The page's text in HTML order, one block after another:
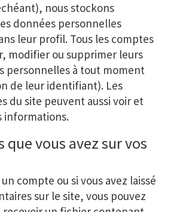
nous stockons
données personnelles
leur profil. Tous les comptes
modifier ou supprimer leurs
personnelles à tout moment
de leur identifiant). Les
du site peuvent aussi voir et
informations.
que vous avez sur vos
compte ou si vous avez laissé
sur le site, vous pouvez